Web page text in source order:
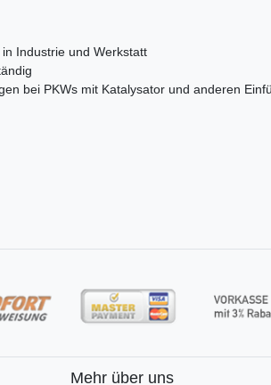
Industrie und Werkstatt
bei PKWs mit Katalysator und anderen
Mehr über uns